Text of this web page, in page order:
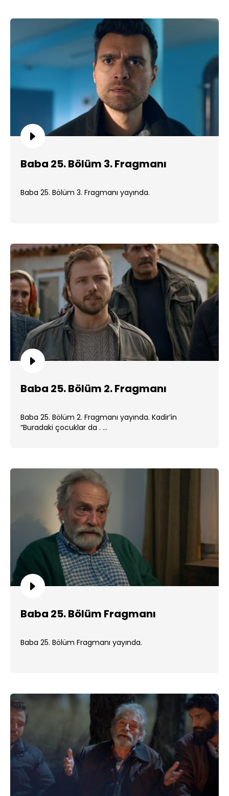
Baba 25. Bölüm 3. Fragmanı
Baba 25. Bölüm 3. Fragmanı yayında.
Baba 25. Bölüm 2. Fragmanı
Baba 25. Bölüm 2. Fragmanı yayında. Kadir’in
“Buradaki çocuklar da . ...
Baba 25. Bölüm Fragmanı
Baba 25. Bölüm Fragmanı yayında.